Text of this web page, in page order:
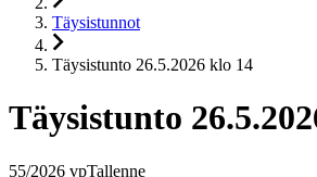
Täysistunnot
Täysistunto 26.5.2026 klo 14
Täysistunto
55/2026 vpTallenne